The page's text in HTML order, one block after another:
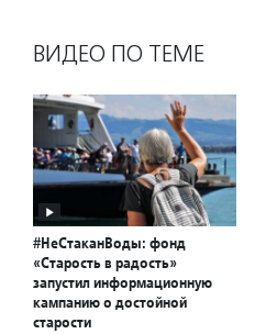
ВИДЕО ПО ТЕМЕ
#НеСтаканВоды: фонд
«Старость в радость»
запустил информационную
кампанию о достойной
старости